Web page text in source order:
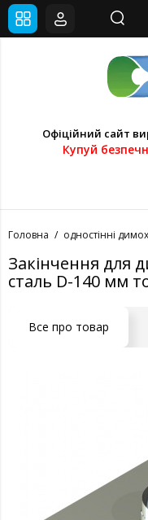
Офіційний сайт
Купуй
Головна одностінні
Закінчення для
сталь D-140 мм
Все про товар